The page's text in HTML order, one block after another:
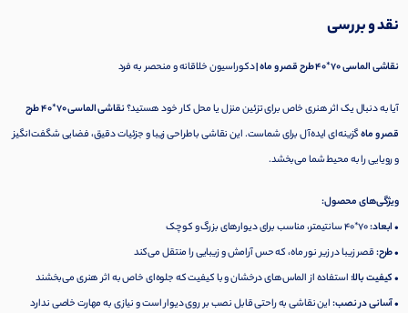
نقد و بررسی
نقاشی الماسی 70*40 طرح قصر و ماه | دکوراسیون خلاقانه و منحصر به فرد
آیا به دنبال یک اثر هنری خاص برای تزئین منزل یا محل کار خود هستید؟
نقاشی الماسی 70*40 طرح
قصر و ماهگزینه‌ای ایده‌آل برای شماست. این نقاشی با طراحی زیبا و جزئیات دقیق، فضایی شگفت‌انگیز
و رویایی را به محیط شما می‌بخشد.
ویژگی‌های محصول:
• ابعاد:70*40 سانتیمتر، مناسب برای دیوارهای بزرگ و کوچک
• طرح:قصر زیبا در زیر نور ماه، که حس آرامش و زیبایی را منتقل می‌کند
• کیفیت بالا:استفاده از الماس‌های درخشان و با کیفیت که جلوه‌ای خاص به اثر هنری می‌بخشند
• آسانی در نصب:این نقاشی به راحتی قابل نصب بر روی دیوار است و نیازی به مهارت خاصی ندارد